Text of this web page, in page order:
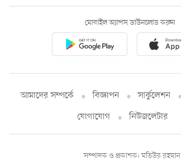
মোবাইল অ্যাপস ডাউনলোড করুন
আমাদের সম্পর্কে বিজ্ঞাপন সার্কুলেশন
যোগাযোগ
নিউজলেটার
সম্পাদক ও প্রকাশক: মতিউর রহমান